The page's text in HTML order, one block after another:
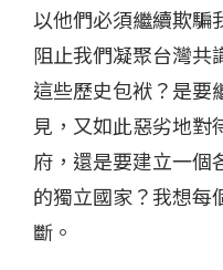
以他們必須繼續欺騙
阻止我們凝聚台灣共
這些歷史包袱？是要
見，又如此惡劣地對
府，還是要建立一個
的獨立國家？我想每
斷。